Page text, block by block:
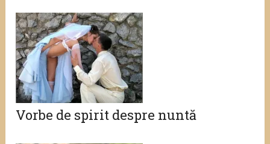
Vorbe de spirit despre nuntă